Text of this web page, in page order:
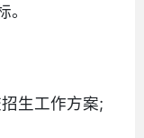
生工作方案;